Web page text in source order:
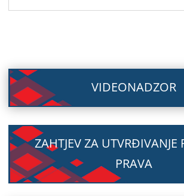
VIDEONADZOR
ZAHTJEV ZA UTVRĐIVANJE
PRAVA